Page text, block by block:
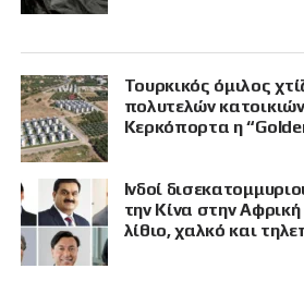
Τουρκικός όμιλος
πολυτελών
Κερκόπορτα η
Ινδοί
την Κίνα στην
λίθιο, χαλκό και